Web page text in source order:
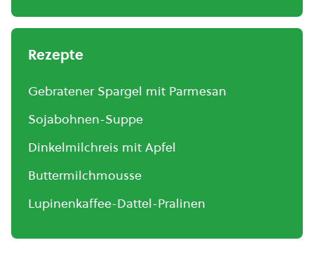
Rezepte
Gebratener Spargel mit Parmesan
Sojabohnen-Suppe
Dinkelmilchreis mit Apfel
Buttermilchmousse
Lupinenkaffee-Dattel-Pralinen